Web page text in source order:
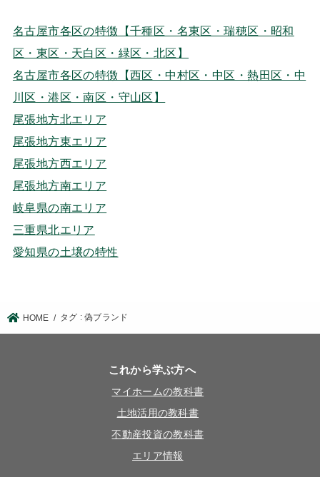
名古屋市各区の特徴【千種区・名東区・瑞穂区・昭和
区・東区・天白区・緑区・北区】
名古屋市各区の特徴【西区・中村区・中区・熱田区・中
川区・港区・南区・守山区】
尾張地方北エリア
尾張地方東エリア
尾張地方西エリア
尾張地方南エリア
岐阜県の南エリア
三重県北エリア
愛知県の土壌の特性
HOME タグ : 偽ブランド
これから学ぶ方へ
マイホームの教科書
土地活用の教科書
不動産投資の教科書
エリア情報